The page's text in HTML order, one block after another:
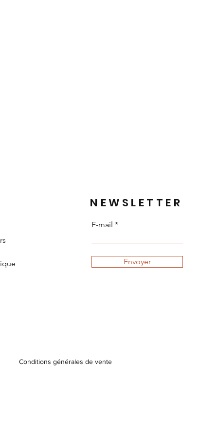
NEWSLETTER
E-mail
Envoyer
Conditions générales de vente